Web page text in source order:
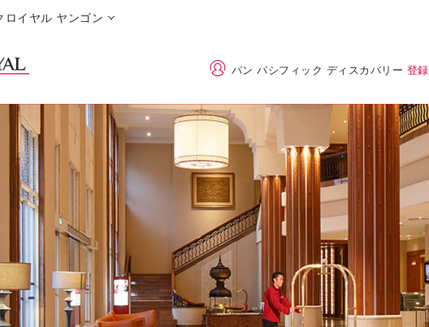
ロイヤル ヤンゴン
パン パシフィック ディスカバリー 登録